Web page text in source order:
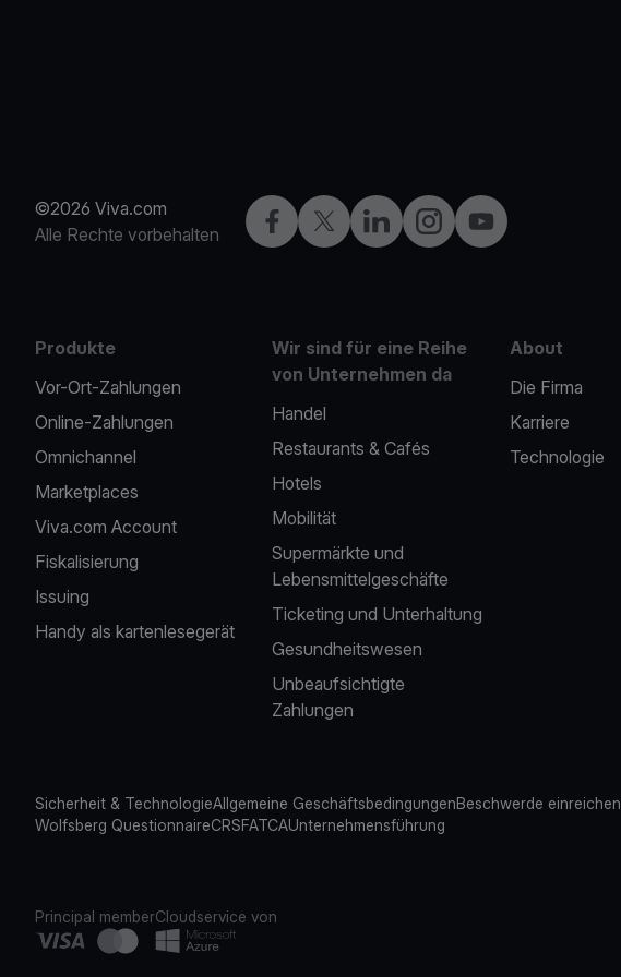
©2026 Viva.com
Alle Rechte vorbehalten
Facebook
X LinkedInInstagramYouTube
Produkte
Vor-Ort-Zahlungen
Online-Zahlungen
Omnichannel
Marketplaces
Viva.com Account
Fiskalisierung
Issuing
Handy als kartenlesegerät
Wir sind für eine Reihe
von Unternehmen da
Handel
Restaurants & Cafés
Hotels
Mobilität
Supermärkte und
Lebensmittelgeschäfte
Ticketing und Unterhaltung
Gesundheitswesen
Unbeaufsichtigte
Zahlungen
About
Die Firma
Karriere
Technologie
Sicherheit & TechnologieAllgemeine GeschäftsbedingungenBeschwerde einreichen
Wolfsberg QuestionnaireCRSFATCAUnternehmensführung
Principal memberCloudservice von